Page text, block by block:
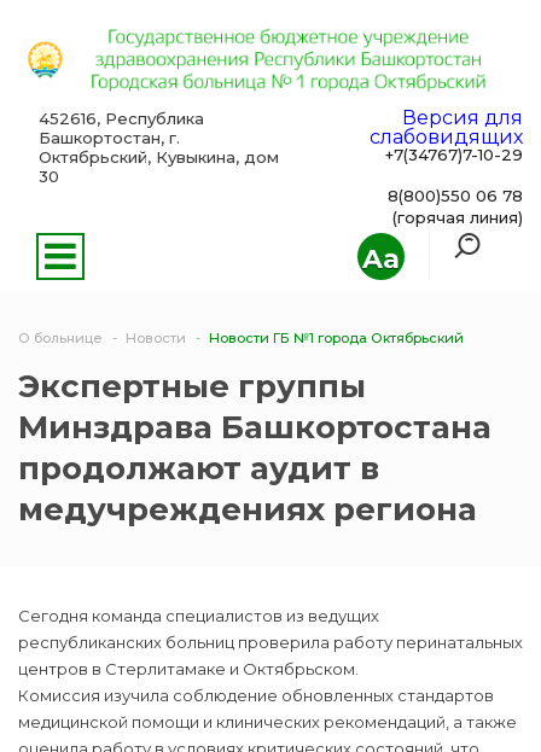
Aa
452616, Республика
Башкортостан, г.
Октябрьский, Кувыкина, дом
30
Версия для
слабовидящих
+7(34767)7-10-29
8(800)550 06 78
(горячая линия)
О больнице Новости Новости ГБ №1 города Октябрьский
Экспертные группы
Минздрава Башкортостана
продолжают аудит в
медучреждениях региона
Сегодня команда специалистов из ведущих
республиканских больниц проверила работу перинатальных
центров в Стерлитамаке и Октябрьском.
Комиссия изучила соблюдение обновленных стандартов
медицинской помощи и клинических рекомендаций, а также